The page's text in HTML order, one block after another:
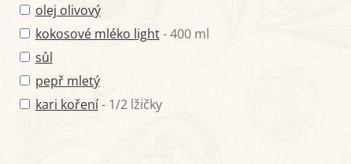
olej olivový
kokosové mléko light- 400 ml
sůl
pepř mletý
kari koření- 1/2 lžičky